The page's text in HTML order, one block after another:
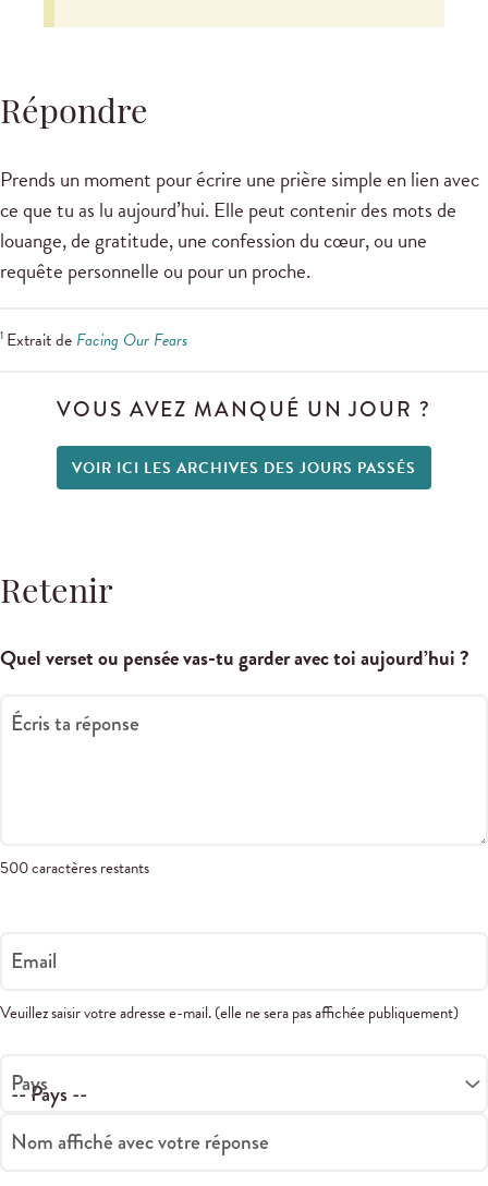
Répondre
Prends un moment pour écrire une prière simple en lien avec
ce que tu as lu aujourd’hui. Elle peut contenir des mots de
louange, de gratitude, une confession du cœur, ou une
requête personnelle ou pour un proche.
1 Extrait de Facing Our Fears
VOUS AVEZ MANQUÉ UN JOUR ?
VOIR ICI LES ARCHIVES DES JOURS PASSÉS
Retenir
Quel verset ou pensée vas-tu garder avec toi aujourd’hui ?
Écris ta réponse
500 caractères restants
Email
Veuillez saisir votre adresse e-mail. (elle ne sera pas affichée publiquement)
Pays
Nom affiché avec votre réponse